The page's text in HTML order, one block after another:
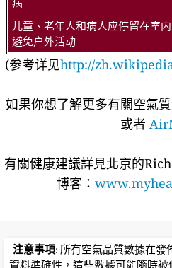
病
儿童、老年人和病人应停留在室
避免户外活动
(参考详见http://
如果你想了解更多有關空氣
或者
有關健康建議詳​​見北京的
博客：
注意事項: 所有空氣品質數據在發
資料準確性，這些數據可能隨時被